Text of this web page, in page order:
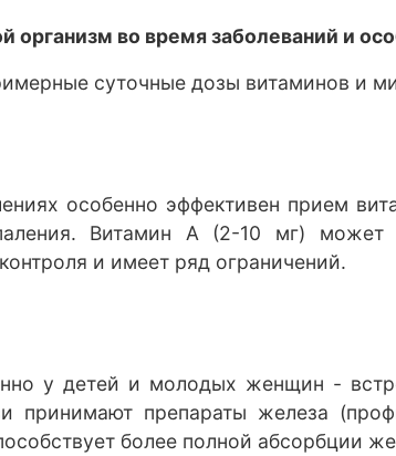
организм во время заболеваний и
суточные дозы витаминов и
особенно эффективен прием
Витамин А (2-10 мг)
и имеет ряд ограничений.
у детей и молодых женщин -
принимают препараты железа
более полной абсорбции